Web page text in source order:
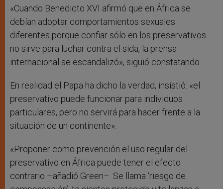
«Cuando Benedicto XVI afirmó que en África se
debían adoptar comportamientos sexuales
diferentes porque confiar sólo en los preservativos
no sirve para luchar contra el sida, la prensa
internacional se escandalizó», siguió constatando.
En realidad el Papa ha dicho la verdad, insistió: «el
preservativo puede funcionar para individuos
particulares, pero no servirá para hacer frente a la
situación de un continente».
«Proponer como prevención el uso regular del
preservativo en África puede tener el efecto
contrario –añadió Green–. Se llama ‘riesgo de